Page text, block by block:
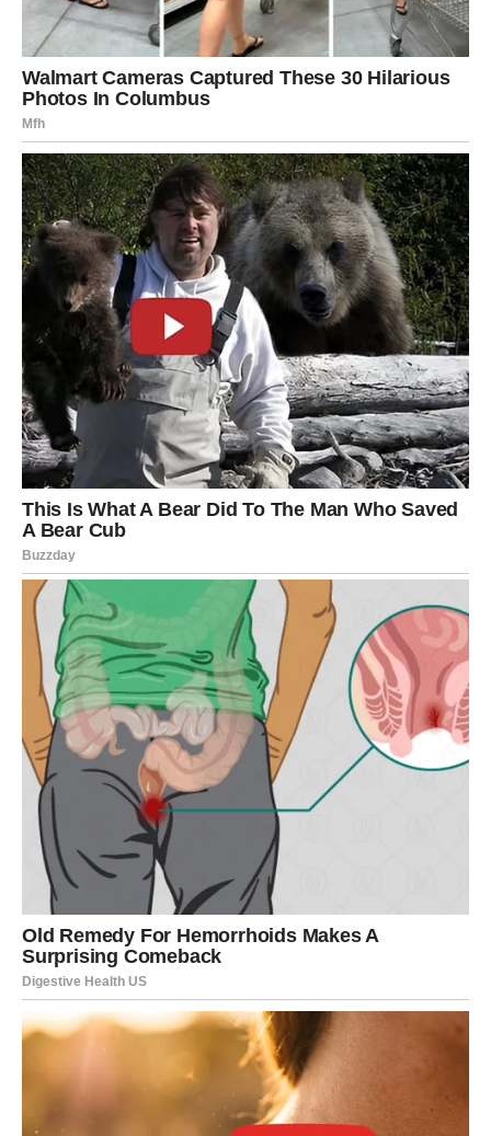
priznanje koje zaslužuje.
To će vam vratiti dodatnu sigurnost i optimizam.
SVEMIR VAS UČI DA VIŠE
VJERUJETE SEBI
Jedna od najvećih promjena neće se dogoditi oko vas.
Dogodiće se u vama.
Počećete više vjerovati svojim odlukama.
Manje ćete tražiti potvrdu od drugih ljudi.
I mnogo jasnije ćete vidjeti vlastitu vrijednost.
To novo samopouzdanje otvoriće vrata mnogim
uspjesima.
NE IGNORIŠITE ZNAKOVE KOJI
DOLAZE
Naredni dani biće puni poruka.
Neke će doći kroz ljude.
Neke kroz događaje.
Neke kroz osjećaj koji nećete moći objasniti.
Svemir vam pokazuje put.
Na vama je samo da obratite pažnju.
NAJVAŽNIJA PORUKA SVEMIRA
Vage, ono što ste čekale godinama konačno počinje da se